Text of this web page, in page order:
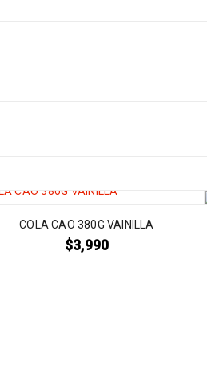
COLA CAO 380G VAINILLA
$3,990